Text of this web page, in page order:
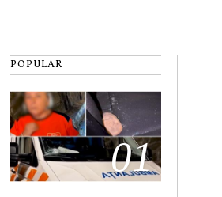
POPULAR
01